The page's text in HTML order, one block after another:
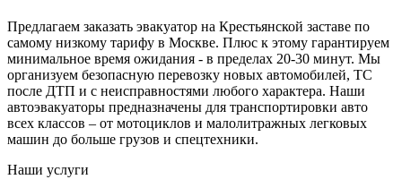
Предлагаем заказать эвакуатор на Крестьянской заставе по
самому низкому тарифу в Москве. Плюс к этому гарантируем
минимальное время ожидания - в пределах 20-30 минут. Мы
организуем безопасную перевозку новых автомобилей, ТС
после ДТП и с неисправностями любого характера. Наши
автоэвакуаторы предназначены для транспортировки авто
всех классов – от мотоциклов и малолитражных легковых
машин до больше грузов и спецтехники.
Наши услуги